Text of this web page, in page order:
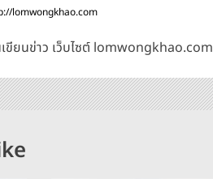
lomwongkhao.com
ขียนข่าว เว็บไซต์ lomwongkhao.com